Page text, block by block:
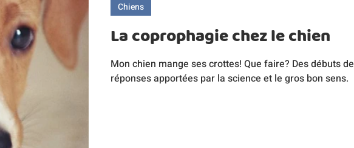
La coprophagie chez le chien
Mon chien mange ses crottes! Que faire? Des débuts de
réponses apportées par la science et le gros bon sens.
Chiens